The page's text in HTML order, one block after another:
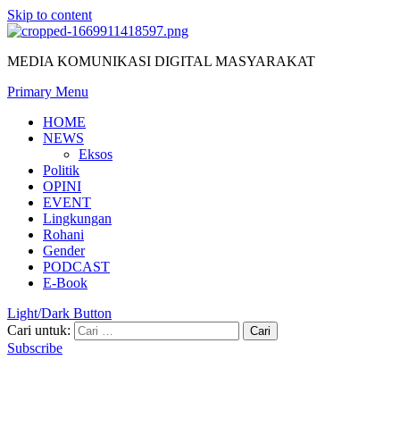
Skip to content
MEDIA KOMUNIKASI DIGITAL MASYARAKAT
Primary Menu
HOME
NEWS
Eksos
Politik
OPINI
EVENT
Lingkungan
Rohani
Gender
PODCAST
E-Book
Light/Dark Button
Cari untuk:
Subscribe